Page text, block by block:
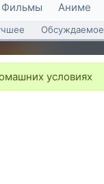
Фильмы Аниме
Обсуждаемое
условиях